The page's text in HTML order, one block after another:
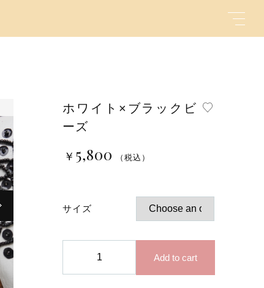
ホワイト×ブラックビ
ーズ
￥ 5,800 （税込）
サイズ
Add to cart
キーワード
子カテゴリ